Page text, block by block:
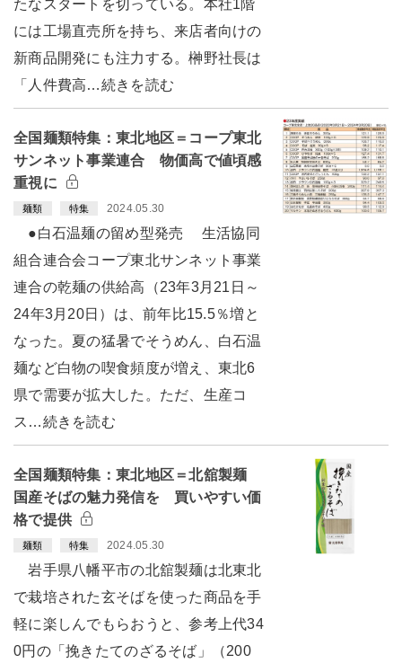
たなスタートを切っている。本社1階
には工場直売所を持ち、来店者向けの
新商品開発にも注力する。榊野社長は
「人件費高…続きを読む
全国麺類特集：東北地区＝コープ東北
サンネット事業連合 物価高で値頃感
重視に
麺類 特集 2024.05.30
●白石温麺の留め型発売 生活協同
組合連合会コープ東北サンネット事業
連合の乾麺の供給高（23年3月21日～
24年3月20日）は、前年比15.5％増と
なった。夏の猛暑でそうめん、白石温
麺など白物の喫食頻度が増え、東北6
県で需要が拡大した。ただ、生産コ
ス…続きを読む
全国麺類特集：東北地区＝北舘製麺
国産そばの魅力発信を 買いやすい価
格で提供
麺類 特集 2024.05.30
岩手県八幡平市の北舘製麺は北東北
で栽培された玄そばを使った商品を手
軽に楽しんでもらおうと、参考上代34
0円の「挽きたてのざるそば」（200